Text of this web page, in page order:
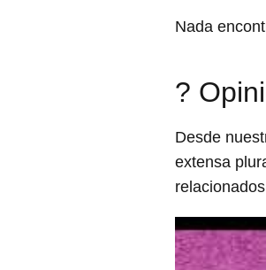
Nada
?
Desde
extensa